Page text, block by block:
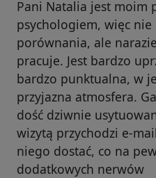
Pani Natalia jest moim
psychologiem, więc
porównania, ale
pracuje. Jest bardzo
bardzo punktualna, w
przyjazna atmosfera.
dość dziwnie
wizytą przychodzi e-
niego dostać, co na
dodatkowych nerwów